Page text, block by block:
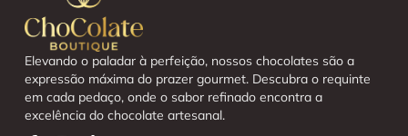
Elevando o paladar à perfeição, nossos chocolates são a
expressão máxima do prazer gourmet. Descubra o requinte
em cada pedaço, onde o sabor refinado encontra a
excelência do chocolate artesanal.